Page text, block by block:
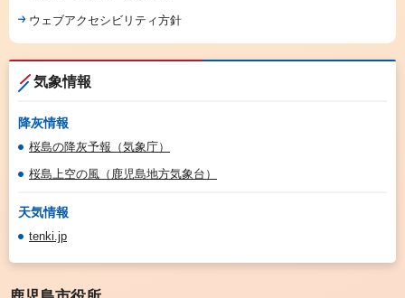
ウェブアクセシビリティ方針
気象情報
降灰情報
桜島の降灰予報（気象庁）
桜島上空の風（鹿児島地方気象台）
天気情報
tenki.jp